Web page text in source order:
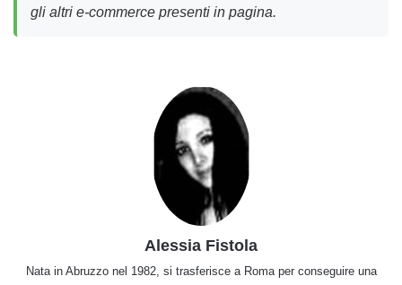
gli altri e-commerce presenti in pagina.
Alessia Fistola
Nata in Abruzzo nel 1982, si trasferisce a Roma per conseguire una